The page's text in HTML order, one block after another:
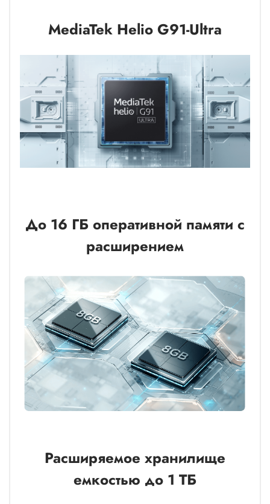
MediaTek Helio G91-Ultra
До 16 ГБ оперативной памяти с
расширением
Расширяемое хранилище
емкостью до 1 ТБ